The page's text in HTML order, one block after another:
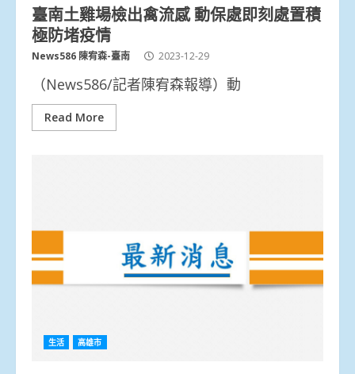
臺南土雞場檢出禽流感 動保處即刻處置積
極防堵疫情
News586 陳宥森-臺南 2023-12-29
（News586/記者陳宥森報導）動
Read More
生活 高雄市